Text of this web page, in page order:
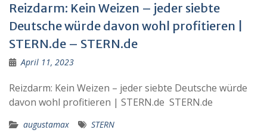
Reizdarm: Kein Weizen – jeder siebte
Deutsche würde davon wohl profitieren |
STERN.de – STERN.de
April 11, 2023
Reizdarm: Kein Weizen – jeder siebte Deutsche würde
davon wohl profitieren | STERN.de STERN.de
augustamax STERN